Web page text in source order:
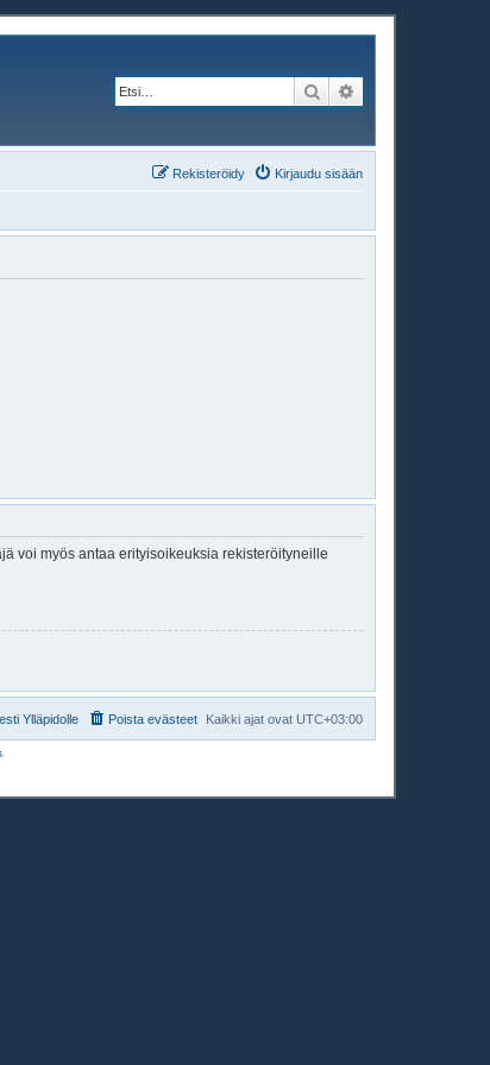
Etsi
Kirjaudu sisään
Rekisteröidy
voi myös antaa erityisoikeuksia rekisteröityneille
Kaikki ajat ovat UTC+03:00
Poista evästeet
Ylläpidolle